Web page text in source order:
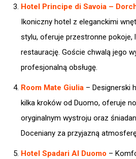
Hotel Principe di Savoia –
Ikoniczny hotel z eleganckimi
stylu, oferuje przestronne pokoje,
restaurację. Goście chwalą jego
profesjonalną obsługę.
Room Mate Giulia – Designerski
kilka kroków od Duomo, oferuje
oryginalnym wystroju oraz
Doceniany za przyjazną
Hotel Spadari Al Duomo –